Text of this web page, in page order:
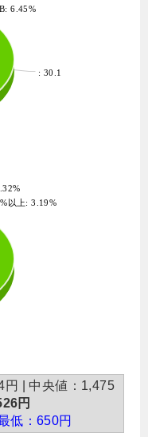
B: 6.45%
: 30.11%
以上: 3.19%
円 | 中央値：1,475
円
低：650円